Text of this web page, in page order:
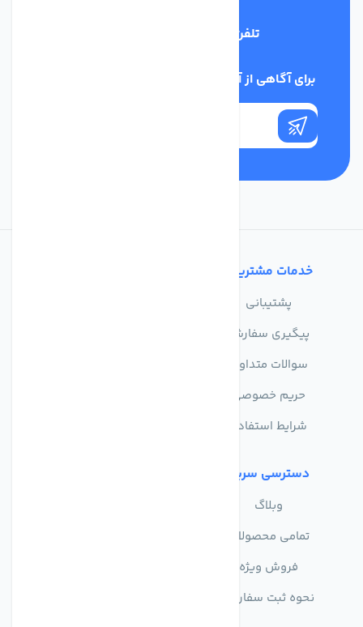
تلفن پشتیبانی
برای آگاهی از آخرین اخبار در خبرنامه ما عضو شوید
خدمات مشتریان
پشتیبانی
پیگیری سفارش
سوالات متداول
حریم خصوصی
شرایط استفاده
دسترسی سریع
وبلاگ
تمامی محصولات
فروش ویژه
نحوه ثبت سفارش